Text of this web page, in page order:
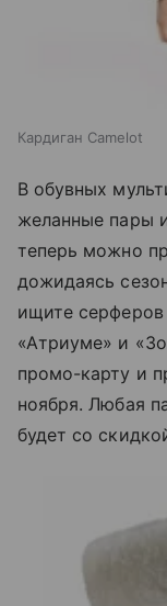
Кардиган Camelot
В обувных
желанные пары
теперь можно
дожидаясь
ищите серферов
«Атриуме» и
промо-карту и
ноября. Любая
будет со